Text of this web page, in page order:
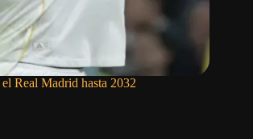
Real Madrid hasta 2032